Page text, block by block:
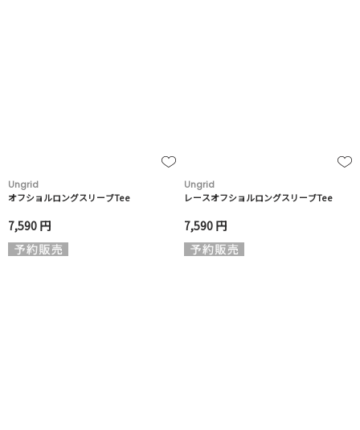
Ungrid
オフショルロングスリーブTee
7,590 円
Ungrid
レースオフショルロングスリーブTee
7,590 円